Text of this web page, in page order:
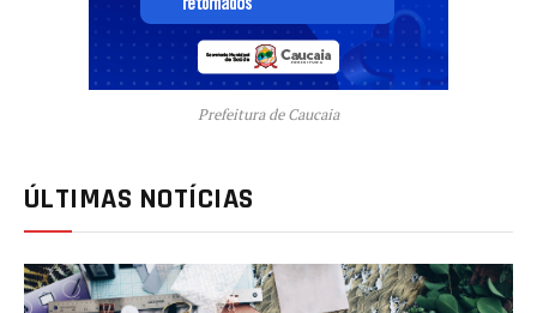
Prefeitura de Caucaia
ÚLTIMAS NOTÍCIAS